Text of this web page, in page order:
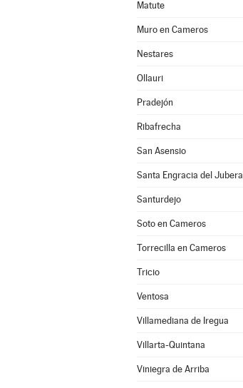
Matute
Muro en Cameros
Nestares
Ollauri
Pradejón
Ribafrecha
San Asensio
Santa Engracia del Jubera
Santurdejo
Soto en Cameros
Torrecilla en Cameros
Tricio
Ventosa
Villamediana de Iregua
Villarta-Quintana
Viniegra de Arriba